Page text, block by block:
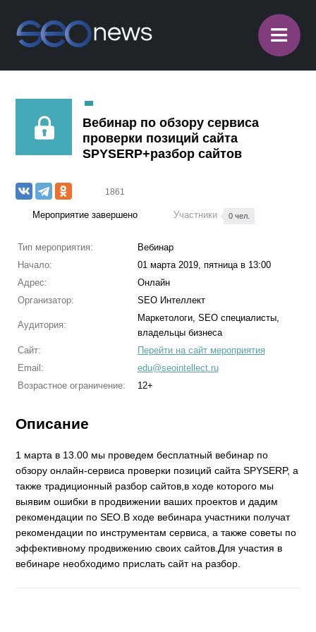
≡
Вебинар по обзору сервиса
проверки позиций сайта
SPYSERP+разбор сайтов
1861
Мероприятие завершено Участники 0 чел.
Тип мероприятия:
Вебинар
Начало:
01 марта 2019, пятница в 13:00
Адрес:
Онлайн
Организатор:
SEO Интеллект
Аудитория:
Маркетологи, SEO специалисты,
владельцы бизнеса
Сайт:
Перейти на сайт мероприятия
Email:
edu@seointellect.ru
Возрастное ограничение:
12+
Описание
1 марта в 13.00 мы проведем бесплатный вебинар по
обзору онлайн-сервиса проверки позиций сайта SPYSERP, а
также традиционный разбор сайтов,в ходе которого мы
выявим ошибки в продвижении ваших проектов и дадим
рекомендации по SEO.В ходе вебинара участники получат
рекомендации по инструментам сервиса, а также советы по
эффективному продвижению своих сайтов.Для участия в
вебинаре необходимо прислать сайт на разбор.